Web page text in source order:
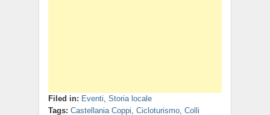
Filed in: Eventi Storia locale
Tags: Castellania Coppi Cicloturismo Colli